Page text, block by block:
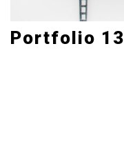
Portfolio 13